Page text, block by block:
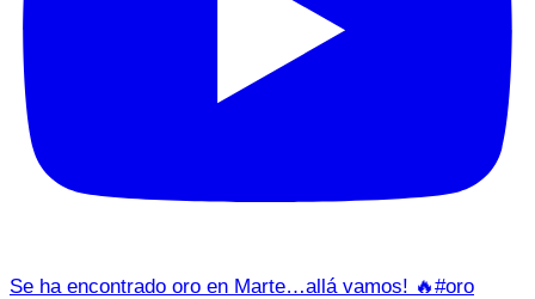
Se ha encontrado oro en Marte…allá vamos! 🔥#oro